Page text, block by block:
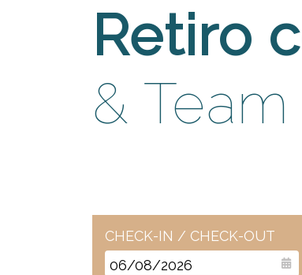
Retiro
&
CHECK-IN / CHECK-OUT